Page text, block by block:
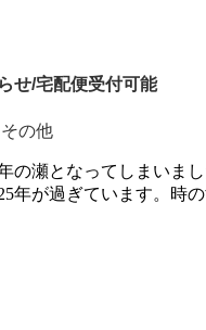
せ/宅配便受付可能
その他
の瀬となってしまいま
年が過ぎています。時